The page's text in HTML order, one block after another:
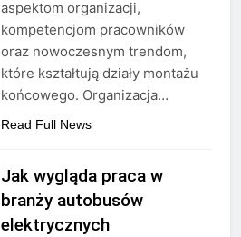
aspektom organizacji,
kompetencjom pracowników
oraz nowoczesnym trendom,
które kształtują działy montażu
końcowego. Organizacja…
Read Full News
Jak wygląda praca w
branży autobusów
elektrycznych